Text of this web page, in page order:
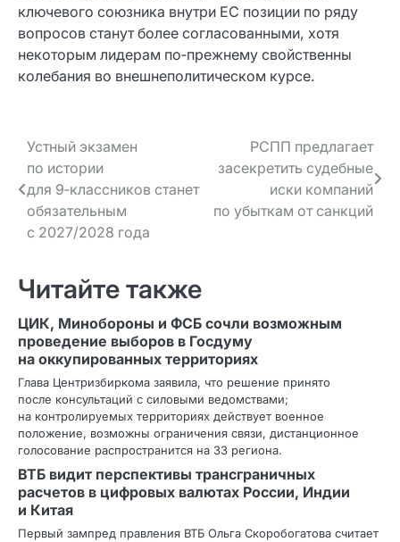
ключевого союзника внутри ЕС позиции по ряду
вопросов станут более согласованными, хотя
некоторым лидерам по‑прежнему свойственны
колебания во внешнеполитическом курсе.
Навигация
по записям
Устный экзамен
по истории
для 9‑классников станет
обязательным
с 2027/2028 года
РСПП предлагает
засекретить судебные
иски компаний
по убыткам от санкций
Читайте также
ЦИК, Минобороны и ФСБ сочли возможным
проведение выборов в Госдуму
на оккупированных территориях
Глава Центризбиркома заявила, что решение принято
после консультаций с силовыми ведомствами;
на контролируемых территориях действует военное
положение, возможны ограничения связи, дистанционное
голосование распространится на 33 региона.
ВТБ видит перспективы трансграничных
расчетов в цифровых валютах России, Индии
и Китая
Первый зампред правления ВТБ Ольга Скоробогатова считает